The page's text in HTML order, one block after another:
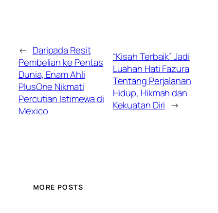
← Daripada Resit
Pembelian ke Pentas
Dunia, Enam Ahli
PlusOne Nikmati
Percutian Istimewa di
Mexico
“Kisah Terbaik” Jadi
Luahan Hati Fazura
Tentang Perjalanan
Hidup, Hikmah dan
Kekuatan Diri →
MORE POSTS